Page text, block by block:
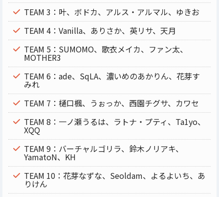
TEAM 3：叶、ボドカ、アルス・アルマル、ゆきお
TEAM 4：Vanilla、ありさか、英リサ、天月
TEAM 5：SUMOMO、歌衣メイカ、ファン太、
MOTHER3
TEAM 6：ade、SqLA、濃いめのあかりん、花芽す
みれ
TEAM 7：樋口楓、うぉっか、西園チグサ、カワセ
TEAM 8：一ノ瀬うるは、ラトナ・プティ、Ta1yo、
XQQ
TEAM 9：バーチャルゴリラ、鈴木ノリアキ、
YamatoN、KH
TEAM 10：花芽なずな、Seoldam、よるよいち、あ
りけん